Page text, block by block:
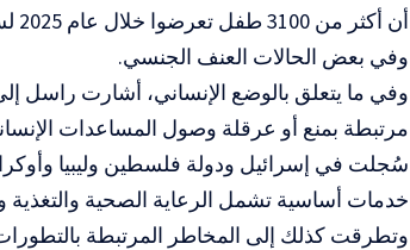
وفي بعض الحالات العنف الجنسي.
مرتبطة بمنع أو عرقلة وصول المساعدات
سُجلت في إسرائيل ودولة فلسطين وليبيا
خدمات أساسية تشمل الرعاية الصحية والتغذية
وتطرقت كذلك إلى المخاطر المرتبطة